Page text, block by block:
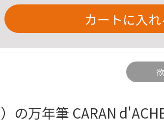
カートに入れ
の万年筆 CARAN